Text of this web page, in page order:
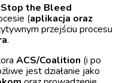
Stop the Bleed
(aplikacja oraz
przejściu procesu
.
ACS/Coalition (i po
jest działanie jako